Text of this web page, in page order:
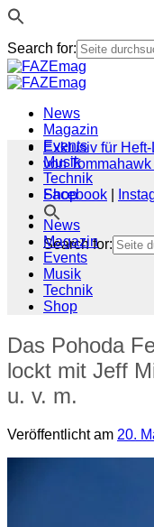
Search for:
Zum
Inhalt
News
Magazin
Events
Musik
Technik
Shop
Search for:
Exklusiv für
von
Facebook
News
Magazin
Events
Musik
Technik
Shop
Das Pohoda
lockt mit Jeff
u. v. m.
Veröffentlicht am 20.